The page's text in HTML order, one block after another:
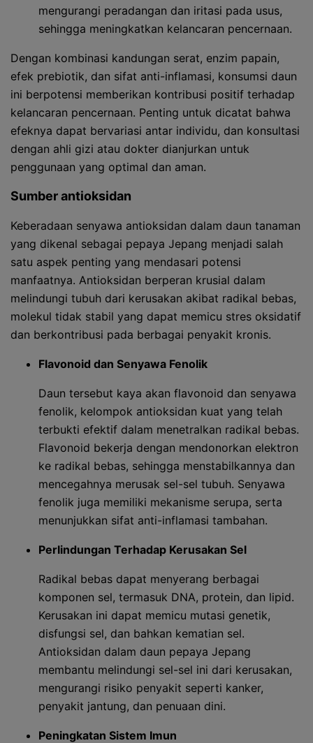
mengurangi peradangan dan iritasi pada usus,
sehingga meningkatkan kelancaran pencernaan.
Dengan kombinasi kandungan serat, enzim papain,
efek prebiotik, dan sifat anti-inflamasi, konsumsi daun
ini berpotensi memberikan kontribusi positif terhadap
kelancaran pencernaan. Penting untuk dicatat bahwa
efeknya dapat bervariasi antar individu, dan konsultasi
dengan ahli gizi atau dokter dianjurkan untuk
penggunaan yang optimal dan aman.
Sumber antioksidan
Keberadaan senyawa antioksidan dalam daun tanaman
yang dikenal sebagai pepaya Jepang menjadi salah
satu aspek penting yang mendasari potensi
manfaatnya. Antioksidan berperan krusial dalam
melindungi tubuh dari kerusakan akibat radikal bebas,
molekul tidak stabil yang dapat memicu stres oksidatif
dan berkontribusi pada berbagai penyakit kronis.
Flavonoid dan Senyawa Fenolik
Daun tersebut kaya akan flavonoid dan senyawa
fenolik, kelompok antioksidan kuat yang telah
terbukti efektif dalam menetralkan radikal bebas.
Flavonoid bekerja dengan mendonorkan elektron
ke radikal bebas, sehingga menstabilkannya dan
mencegahnya merusak sel-sel tubuh. Senyawa
fenolik juga memiliki mekanisme serupa, serta
menunjukkan sifat anti-inflamasi tambahan.
Perlindungan Terhadap Kerusakan Sel
Radikal bebas dapat menyerang berbagai
komponen sel, termasuk DNA, protein, dan lipid.
Kerusakan ini dapat memicu mutasi genetik,
disfungsi sel, dan bahkan kematian sel.
Antioksidan dalam daun pepaya Jepang
membantu melindungi sel-sel ini dari kerusakan,
mengurangi risiko penyakit seperti kanker,
penyakit jantung, dan penuaan dini.
Peningkatan Sistem Imun